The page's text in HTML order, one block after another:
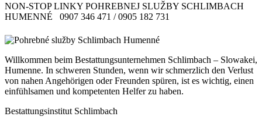
NON-STOP LINKY POHREBNEJ SLUŽBY SCHLIMBACH
HUMENNÉ 0907 346 471 / 0905 182 731
Willkommen beim Bestattungsunternehmen Schlimbach – Slowakei,
Humenne. In schweren Stunden, wenn wir schmerzlich den Verlust
von nahen Angehörigen oder Freunden spüren, ist es wichtig, einen
einfühlsamen und kompetenten Helfer zu haben.
Bestattungsinstitut Schlimbach